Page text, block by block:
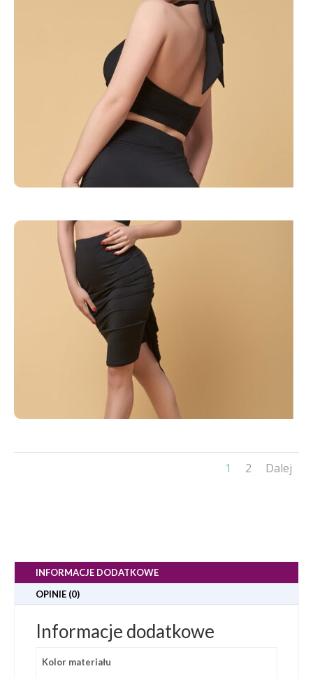
1 2 Dalej
INFORMACJE DODATKOWE
OPINIE (0)
Informacje dodatkowe
Kolor materiału